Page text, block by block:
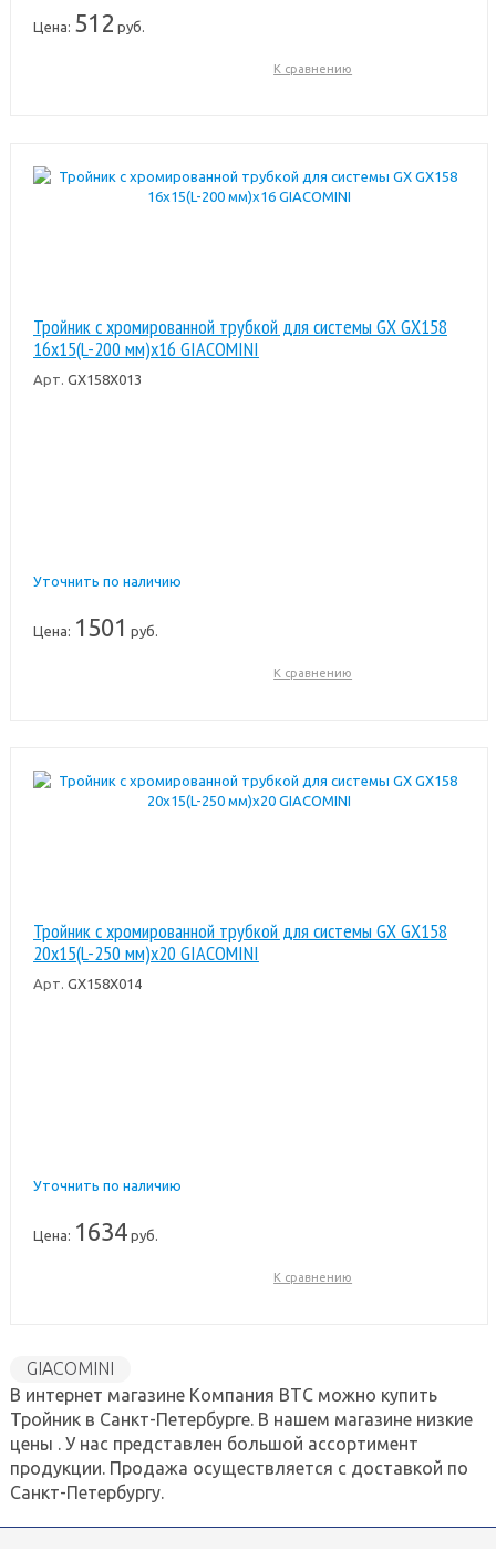
Цена: 512 руб.
К сравнению
Тройник с хромированной трубкой для системы GX GX158
16x15(L-200 мм)x16 GIACOMINI
Арт. GX158X013
Уточнить по наличию
Цена: 1501 руб.
К сравнению
Тройник с хромированной трубкой для системы GX GX158
20x15(L-250 мм)x20 GIACOMINI
Арт. GX158X014
Уточнить по наличию
Цена: 1634руб.
К сравнению
GIACOMINI
В интернет магазине Компания ВТС можно купить
Тройник в Санкт-Петербурге. В нашем магазине низкие
цены . У нас представлен большой ассортимент
продукции. Продажа осуществляется с доставкой по
Санкт-Петербургу.